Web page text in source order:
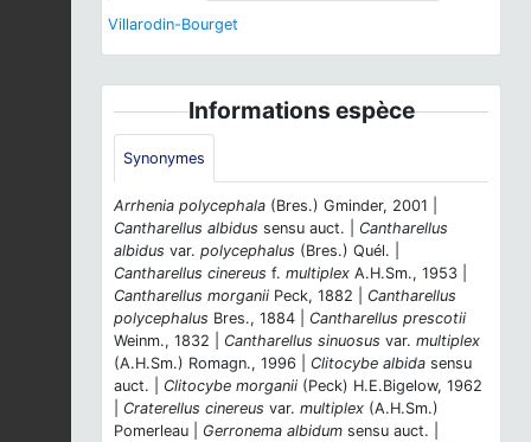
Villarodin-Bourget
Informations espèce
Synonymes
Arrhenia polycephala (Bres.) Gminder, 2001 |
Cantharellus albidus sensu auct. | Cantharellus
albidus var. polycephalus (Bres.) Quél. |
Cantharellus cinereus f. multiplex A.H.Sm., 1953 |
Cantharellus morganii Peck, 1882 | Cantharellus
polycephalus Bres., 1884 | Cantharellus prescotii
Weinm., 1832 | Cantharellus sinuosus var. multiplex
(A.H.Sm.) Romagn., 1996 | Clitocybe albida sensu
auct. | Clitocybe morganii (Peck) H.E.Bigelow, 1962
Craterellus cinereus var. multiplex (A.H.Sm.)
Pomerleau | Gerronema albidum sensu auct. |